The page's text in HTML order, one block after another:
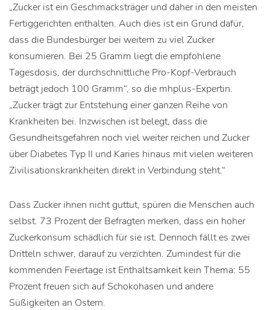
„Zucker ist ein Geschmacksträger und daher in den meisten
Fertiggerichten enthalten. Auch dies ist ein Grund dafür,
dass die Bundesbürger bei weitem zu viel Zucker
konsumieren. Bei 25 Gramm liegt die empfohlene
Tagesdosis, der durchschnittliche Pro-Kopf-Verbrauch
beträgt jedoch 100 Gramm“, so die mhplus-Expertin.
„Zucker trägt zur Entstehung einer ganzen Reihe von
Krankheiten bei. Inzwischen ist belegt, dass die
Gesundheitsgefahren noch viel weiter reichen und Zucker
über Diabetes Typ II und Karies hinaus mit vielen weiteren
Zivilisationskrankheiten direkt in Verbindung steht.“
Dass Zucker ihnen nicht guttut, spüren die Menschen auch
selbst. 73 Prozent der Befragten merken, dass ein hoher
Zuckerkonsum schädlich für sie ist. Dennoch fällt es zwei
Dritteln schwer, darauf zu verzichten. Zumindest für die
kommenden Feiertage ist Enthaltsamkeit kein Thema: 55
Prozent freuen sich auf Schokohasen und andere
Süßigkeiten an Ostern.